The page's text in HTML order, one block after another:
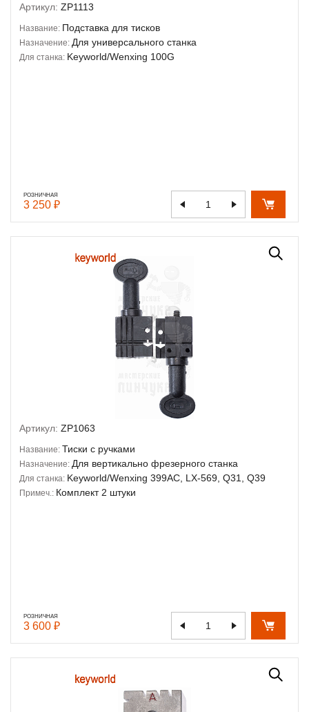
Артикул: ZP1113
Название: Подставка для тисков
Назначение: Для универсального станка
Для станка: Keyworld/Wenxing 100G
РОЗНИЧНАЯ
3 250 ₽
Артикул: ZP1063
Название: Тиски с ручками
Назначение: Для вертикально фрезерного станка
Для станка: Keyworld/Wenxing 399AC, LX-569, Q31, Q39
Примеч.: Комплект 2 штуки
РОЗНИЧНАЯ
3 600 ₽